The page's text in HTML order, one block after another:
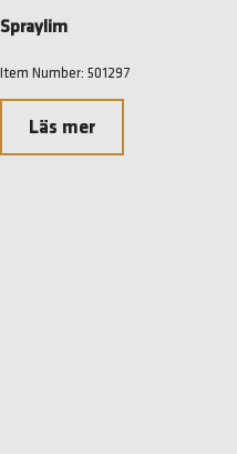
Spraylim
Item Number: 501297
Läs mer